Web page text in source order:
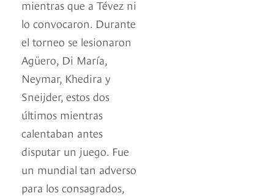
mientras que a Tévez ni
lo convocaron. Durante
el torneo se lesionaron
Agüero, Di María,
Neymar, Khedira y
Sneijder, estos dos
últimos mientras
calentaban antes
disputar un juego. Fue
un mundial tan adverso
para los consagrados,